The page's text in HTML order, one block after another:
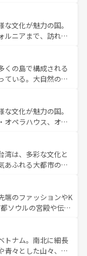
ではのユニークな
町歩きも満喫する
物価も高いが、旅行
。 なお、新
参照してほしい。
文化が魅力の国。
ルニアまで、訪れる
グ、エンターテイ
だ。一方、アメリカ
ャニオンやイエロー
が融合した独特の
で異なる魅力を楽
を感じることができ
い。
くの島で構成される
ている。大自然の神
地といえばオアフ
島やカウアイ島が
海をはじめ、豊かな
てくれるハワイの
イアンミュージッ
がハワイの魅力を彩
文化が魅力の国。
オペラハウス、オー
ル（エアーズロッ
アンズの熱帯雨林な
ェやワイン、オージ
サーフィンやダイ
好きにはたまらな
分に味わいつくそ
湾は、多彩な文化と
あふれる大都市の台
など、都市の喧騒
る人に新しい発見と
い台湾の食文化も魅
エティ豊かな料理
コンテンツ一覧を参
端のファッションやK
ソウルの宮殿や伝統
美を楽しむことが
のストリートフード
る。夜には、韓国な
トナム。南北に細長
青々とした山々、世